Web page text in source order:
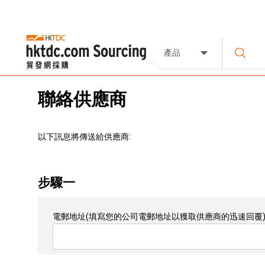
產品
聯絡供應商
以下訊息將傳送給供應商:
步驟一
電郵地址(填寫您的公司電郵地址以獲取供應商的迅速回覆)